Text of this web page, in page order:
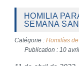
HOMILIA
SEMANA
Catégorie : Homilías
Publication : 10